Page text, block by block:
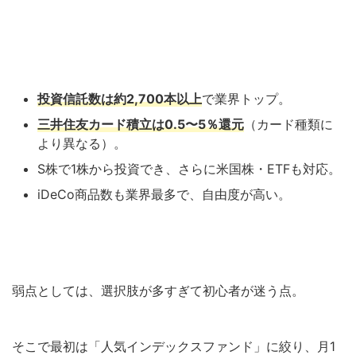
投資信託数は約2,700本以上で業界トップ。
三井住友カード積立は0.5〜5％還元 （カード種類に
より異なる）。
S株で1株から投資でき、さらに米国株・ETFも対応。
iDeCo商品数も業界最多で、自由度が高い。
弱点としては、選択肢が多すぎて初心者が迷う点。
そこで最初は「人気インデックスファンド」に絞り、月1